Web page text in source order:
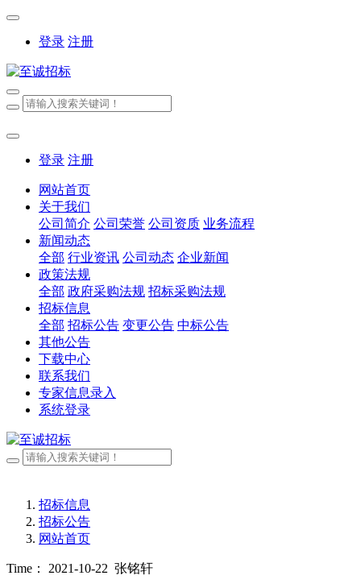
登录 注册
登录 注册
网站首页
关于我们
公司简介 公司荣誉 公司资质 业务流程
新闻动态
全部 行业资讯 公司动态 企业新闻
政策法规
全部 政府采购法规 招标采购法规
招标信息
全部 招标公告 变更公告 中标公告
其他公告
下载中心
联系我们
专家信息录入
系统登录
招标信息
招标公告
网站首页
Time： 2021-10-22 张铭轩